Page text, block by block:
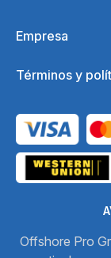
Empresa
Términos y
Offshore Pro